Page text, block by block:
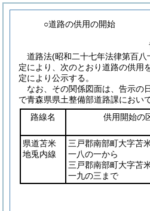
○道路の供用の開始
道路法(昭和二十七年法律第百
定により、次のとおり道路の供用
定により公示する。
なお、その関係図面は、告示の
で青森県県土整備部道路課におい
路線名
供用開始の
県道苫米
地兎内線
三戸郡南部町大字苫
一八の一から
三戸郡南部町大字苫
一九の三まで